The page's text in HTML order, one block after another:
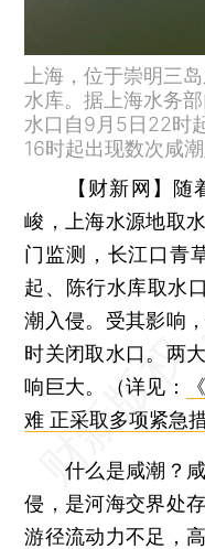
上海，位于崇明三
水库。据上海水务
水口自9月5日22时
16时起出现数次咸
【财新网】 随
峻，上海水源地取
门监测，长江口青
起、陈行水库取水
潮入侵。受其影响
时关闭取水口。两
响巨大。（详见：
难 正采取多项紧急
什么是咸潮？咸
侵，是河海交界处
游径流动力不足，